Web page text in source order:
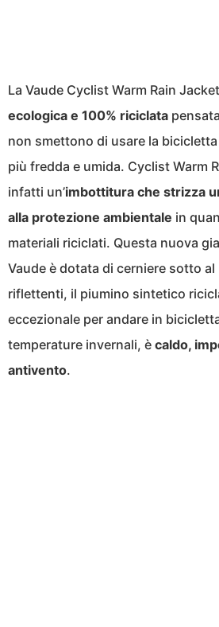
La Vaude Cyclist Warm Rain
ecologica e 100% riciclata
non smettono di usare la
più fredda e umida. Cyclist Warm
infatti un’imbottitura che strizza
alla protezione ambientale in
materiali riciclati. Questa nuova
Vaude è dotata di cerniere sotto
riflettenti, il piumino sintetico
eccezionale per andare in
temperature invernali, è caldo,
antivento.